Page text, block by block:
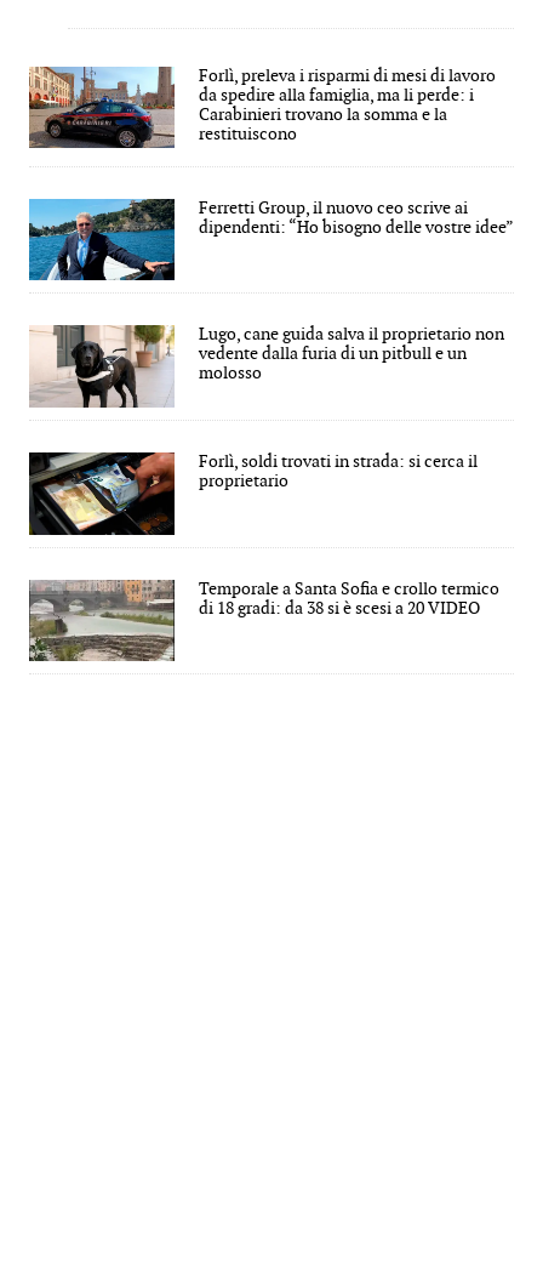
Forlì, preleva i risparmi di mesi di lavoro
da spedire alla famiglia, ma li perde: i
Carabinieri trovano la somma e la
restituiscono
Ferretti Group, il nuovo ceo scrive ai
dipendenti: “Ho bisogno delle vostre idee”
Lugo, cane guida salva il proprietario non
vedente dalla furia di un pitbull e un
molosso
Forlì, soldi trovati in strada: si cerca il
proprietario
Temporale a Santa Sofia e crollo termico
di 18 gradi: da 38 si è scesi a 20 VIDEO